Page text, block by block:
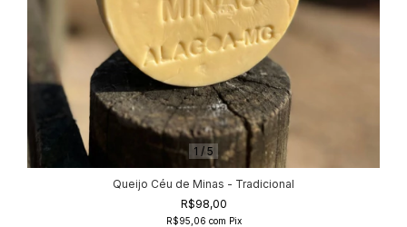
1 / 5
Queijo Céu de Minas - Tradicional
R$98,00
R$95,06 com Pix